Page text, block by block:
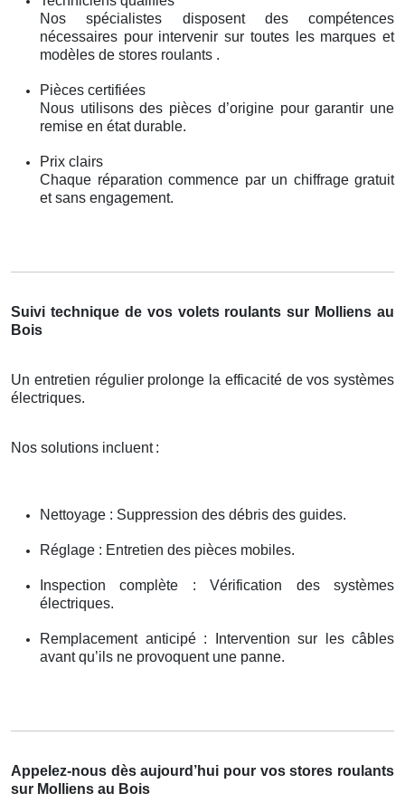
Nos spécialistes disposent des compétences
nécessaires pour intervenir sur toutes les marques et
modèles de stores roulants .
Pièces certifiées
Nous utilisons des pièces d’origine pour garantir une
remise en état durable.
Prix clairs
Chaque réparation commence par un chiffrage gratuit
et sans engagement.
Suivi technique de vos volets roulants sur Molliens au
Bois
Un entretien régulier prolonge la efficacité de vos systèmes
électriques.
Nos solutions incluent :
Nettoyage : Suppression des débris des guides.
Réglage : Entretien des pièces mobiles.
Inspection complète : Vérification des systèmes
électriques.
Remplacement anticipé : Intervention sur les câbles
avant qu’ils ne provoquent une panne.
Appelez-nous dès aujourd’hui pour vos stores roulants
sur Molliens au Bois